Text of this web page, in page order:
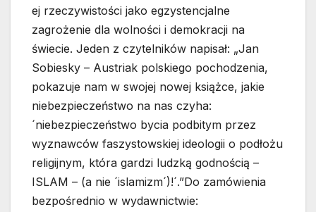
ej rzeczywistości jako egzystencjalne
zagrożenie dla wolności i demokracji na
świecie. Jeden z czytelników napisał: „Jan
Sobiesky – Austriak polskiego pochodzenia,
pokazuje nam w swojej nowej książce, jakie
niebezpieczeństwo na nas czyha:
´niebezpieczeństwo bycia podbitym przez
wyznawców faszystowskiej ideologii o podłożu
religijnym, która gardzi ludzką godnością –
ISLAM – (a nie ´islamizm´)!´.”Do zamówienia
bezpośrednio w wydawnictwie: